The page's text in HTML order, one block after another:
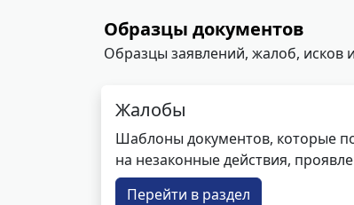
Образцы документов
Образцы заявлений, жалоб, исков
Жалобы
Шаблоны документов, которые
на незаконные действия,
Перейти в раздел